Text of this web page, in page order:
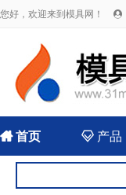
您好，欢迎来到模具网！ 
首页  产品